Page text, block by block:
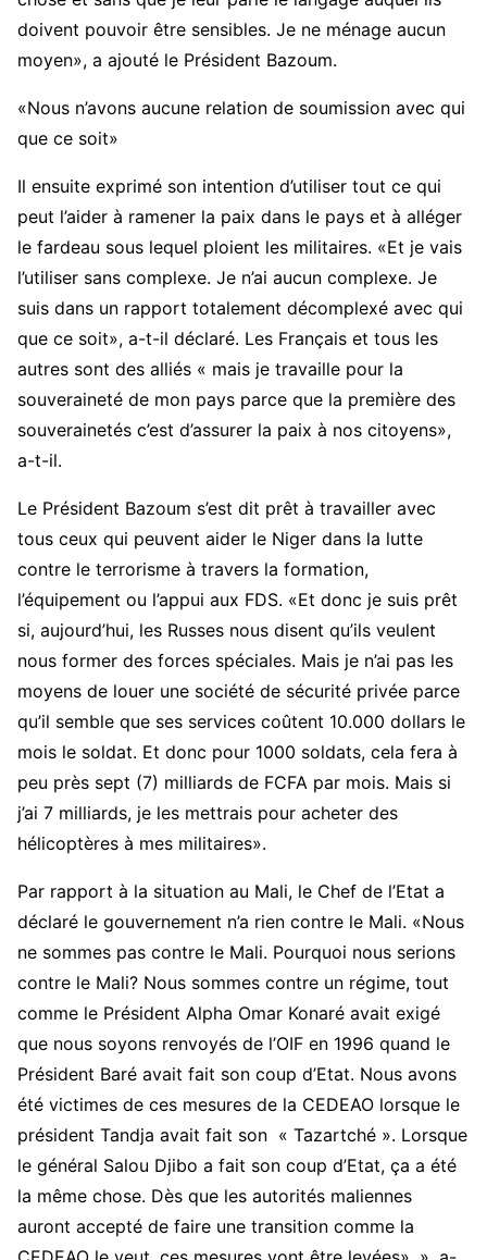
doivent pouvoir être sensibles. Je ne ménage aucun
moyen», a ajouté le Président Bazoum.
«Nous n’avons aucune relation de soumission avec qui
que ce soit»
Il ensuite exprimé son intention d’utiliser tout ce qui
peut l’aider à ramener la paix dans le pays et à alléger
le fardeau sous lequel ploient les militaires. «Et je vais
l’utiliser sans complexe. Je n’ai aucun complexe. Je
suis dans un rapport totalement décomplexé avec qui
que ce soit», a-t-il déclaré. Les Français et tous les
autres sont des alliés « mais je travaille pour la
souveraineté de mon pays parce que la première des
souverainetés c’est d’assurer la paix à nos citoyens»,
a-t-il.
Le Président Bazoum s’est dit prêt à travailler avec
tous ceux qui peuvent aider le Niger dans la lutte
contre le terrorisme à travers la formation,
l’équipement ou l’appui aux FDS. «Et donc je suis prêt
si, aujourd’hui, les Russes nous disent qu’ils veulent
nous former des forces spéciales. Mais je n’ai pas les
moyens de louer une société de sécurité privée parce
qu’il semble que ses services coûtent 10.000 dollars le
mois le soldat. Et donc pour 1000 soldats, cela fera à
peu près sept (7) milliards de FCFA par mois. Mais si
j’ai 7 milliards, je les mettrais pour acheter des
hélicoptères à mes militaires».
Par rapport à la situation au Mali, le Chef de l’Etat a
déclaré le gouvernement n’a rien contre le Mali. «Nous
ne sommes pas contre le Mali. Pourquoi nous serions
contre le Mali? Nous sommes contre un régime, tout
comme le Président Alpha Omar Konaré avait exigé
que nous soyons renvoyés de l’OIF en 1996 quand le
Président Baré avait fait son coup d’Etat. Nous avons
été victimes de ces mesures de la CEDEAO lorsque le
président Tandja avait fait son « Tazartché ». Lorsque
le général Salou Djibo a fait son coup d’Etat, ça a été
la même chose. Dès que les autorités maliennes
auront accepté de faire une transition comme la